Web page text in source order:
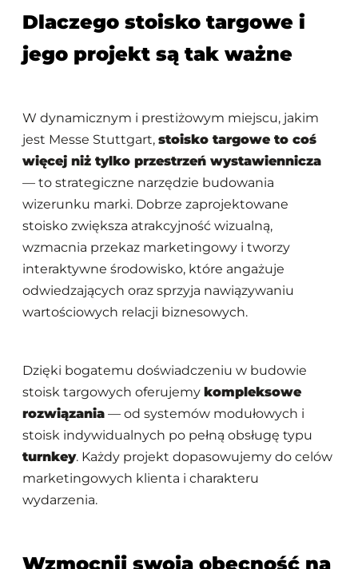
Dlaczego stoisko targowe i
jego projekt są tak ważne
W dynamicznym i prestiżowym miejscu, jakim
jest Messe Stuttgart, stoisko targowe to coś
więcej niż tylko przestrzeń wystawiennicza
— to strategiczne narzędzie budowania
wizerunku marki. Dobrze zaprojektowane
stoisko zwiększa atrakcyjność wizualną,
wzmacnia przekaz marketingowy i tworzy
interaktywne środowisko, które angażuje
odwiedzających oraz sprzyja nawiązywaniu
wartościowych relacji biznesowych.
Dzięki bogatemu doświadczeniu w budowie
stoisk targowych oferujemy kompleksowe
rozwiązania — od systemów modułowych i
stoisk indywidualnych po pełną obsługę typu
turnkey. Każdy projekt dopasowujemy do celów
marketingowych klienta i charakteru
wydarzenia.
Wzmocnij swoją obecność na